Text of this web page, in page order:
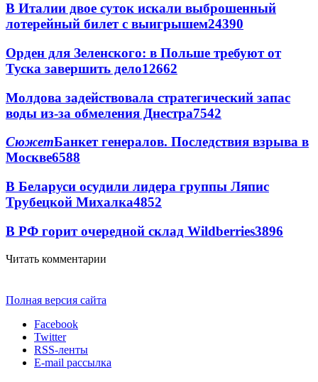
В Италии двое суток искали выброшенный
лотерейный билет с выигрышем24390
Орден для Зеленского: в Польше требуют от
Туска завершить дело12662
Молдова задействовала стратегический запас
воды из-за обмеления Днестра7542
СюжетБанкет генералов. Последствия взрыва в
Москве6588
В Беларуси осудили лидера группы Ляпис
Трубецкой Михалка4852
В РФ горит очередной склад Wildberries3896
Читать комментарии
Полная версия сайта
Facebook
Twitter
RSS-ленты
E-mail рассылка